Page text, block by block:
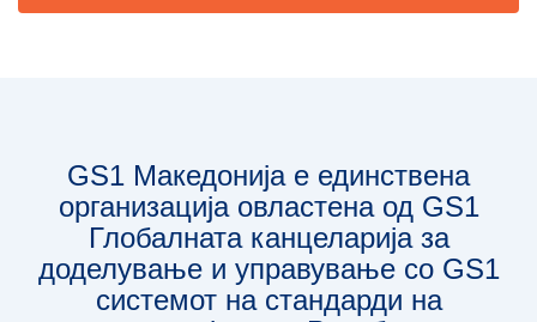
GS1 Македонија е единствена
организација овлaстена од GS1
Глобалната канцеларија за
доделување и управување со GS1
системот на стандарди на